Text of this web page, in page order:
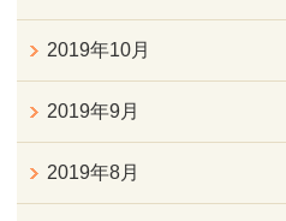
2019年10月
2019年9月
2019年8月